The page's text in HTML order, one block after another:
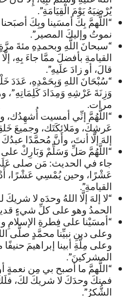
يُرْضِيَهُ يَوْمَ الْقِيَامَةِ”.
“اللَّهمَّ بِكَ أمسَينا وبِكَ
نموتُ وإليكَ المصير”.
“سبحانَ اللَّهِ وبحمدِهِ مئةَ
القيامةِ بأفضلَ ممَّا جاءَ بِهِ،
قالَ، أو زادَ علَيهِ”.
“سُبْحَانَ اللهِ وَبِحَمْدِهِ، عَدَدَ
وَزِنَةَ عَرْشِهِ وَمِدَادَ كَلِمَاتِهِ”،
مرات.
“اللَّهُمَّ إنِّي أمسيت أُشهِدُك،
عَرشِكَ، ومَلائِكَتَك، وجميعَ
إلهَ إلَّا أنتَ، وأنَّ مُحمَّدًا
“اللَّهُمَّ صَلِّ وَسَلِّمْ وَبَارِكْ على
جاء في الحديث: مَن صلى
عَشْرًا، وحين يُمْسِي عَشْرًا،
القيامةِ”.
“لا إلهَ إلَّا اللهُ وحدَه لا شريكَ
الحمدُ وهو على كلِّ شيءٍ
“أمسَيْنا على فِطرةِ الإسلامِ
وعلى دينِ نبيِّنا محمَّدٍ صلَّى
وعلى مِلَّةِ أبينا إبراهيمَ
المشركينَ”.
“اللَّهمَّ ما أصبح بي مِن نعمةٍ
فمنكَ وحدَكَ لا شريكَ لكَ،
الشُّكرُ”.